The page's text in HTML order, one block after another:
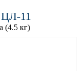
11
(4.5 кг)